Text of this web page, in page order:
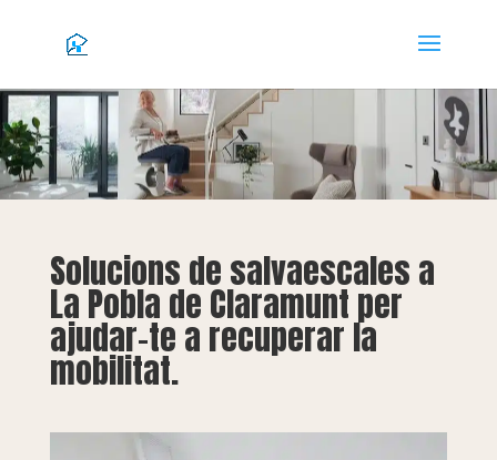
Solucions de salvaescales a
La Pobla de Claramunt per
ajudar-te a recuperar la
mobilitat.